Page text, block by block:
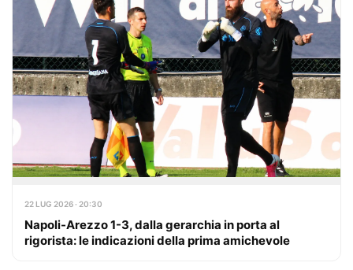
22 LUG 2026 · 20:30
Napoli-Arezzo 1-3, dalla gerarchia in porta al
rigorista: le indicazioni della prima amichevole